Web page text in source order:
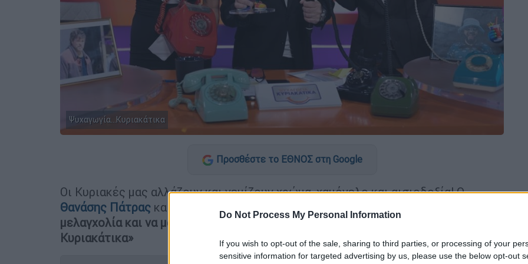
Do Not Process My Personal Information
If you wish to opt-out of the sale, sharing to third parties, or processing of your
sensitive information for targeted advertising by us, please use the below opt-out
Ψυχαγωγία...Κυριακάτικα
Προσθέστε το ΕΘΝΟΣ στη Google
Οι Κυριακές μας αλλάζουν και γεμίζουν χρώμα, χαμόγελο και αισιοδοξία! Ο
Θανάσης Πάτρας και η παρέα του
μελαγχολία και να μας προσφέρουν τρίωρη και λαχταριστή «Ψυχαγωγία….
Κυριακάτικα»